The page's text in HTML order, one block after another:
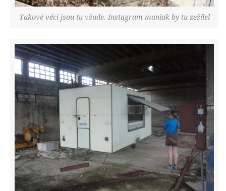
Takové věci jsou tu všude. Instagram maniak by tu zešílel